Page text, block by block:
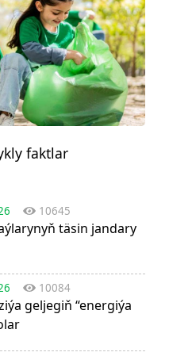
faktlar
10645
täsin jandary
10084
geljegiň “energiýa